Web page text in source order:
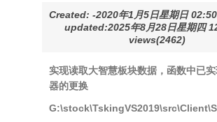
Created: -2020年1月5日星期日
updated:2025年8月28日星期四
views(2462)
实现读取大智慧板块数据，函数中已
器的更换